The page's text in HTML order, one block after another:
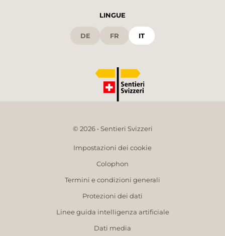
LINGUE
DE FR IT
© 2026 • Sentieri Svizzeri
Impostazioni dei cookie
Colophon
Termini e condizioni generali
Protezioni dei dati
Linee guida intelligenza artificiale
Dati media